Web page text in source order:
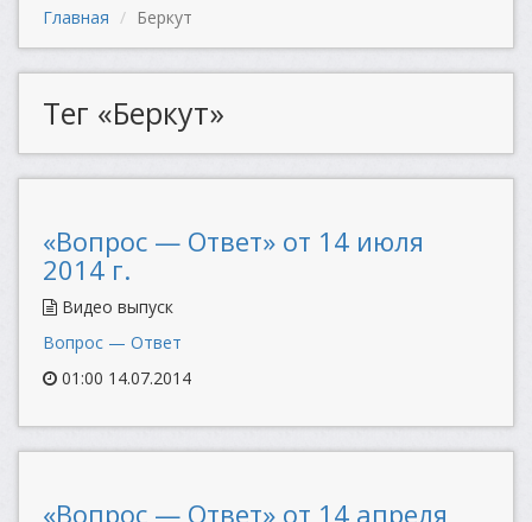
Главная Беркут
Тег «Беркут»
«Вопрос — Ответ» от 14 июля
2014 г.
Видео выпуск
Вопрос — Ответ
01:00 14.07.2014
«Вопрос — Ответ» от 14 апреля